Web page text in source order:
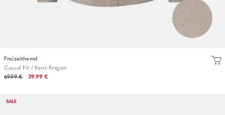
Freizeithemd
Casual Fit / Kent-Kragen
69.99 €
39.99 €
SALE